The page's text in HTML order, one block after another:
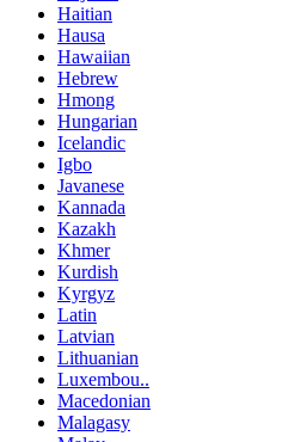
Haitian
Hausa
Hawaiian
Hebrew
Hmong
Hungarian
Icelandic
Igbo
Javanese
Kannada
Kazakh
Khmer
Kurdish
Kyrgyz
Latin
Latvian
Lithuanian
Luxembou..
Macedonian
Malagasy